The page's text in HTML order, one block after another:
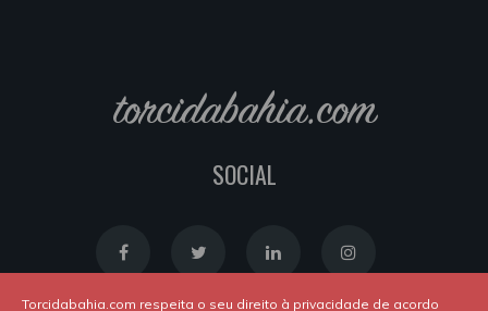
torcidabahia.com
SOCIAL
Torcidabahia.com respeita o seu direito à privacidade de acordo